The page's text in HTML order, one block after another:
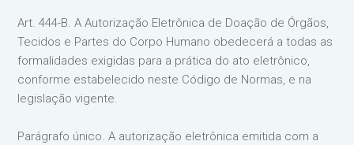
Art. 444-B. A Autorização Eletrônica de Doação de Órgãos,
Tecidos e Partes do Corpo Humano obedecerá a todas as
formalidades exigidas para a prática do ato eletrônico,
conforme estabelecido neste Código de Normas, e na
legislação vigente.
Parágrafo único. A autorização eletrônica emitida com a